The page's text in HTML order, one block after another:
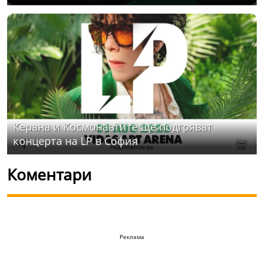
Керана и Космонавтите ще подгряват
концерта на LP в София
Коментари
Реклама